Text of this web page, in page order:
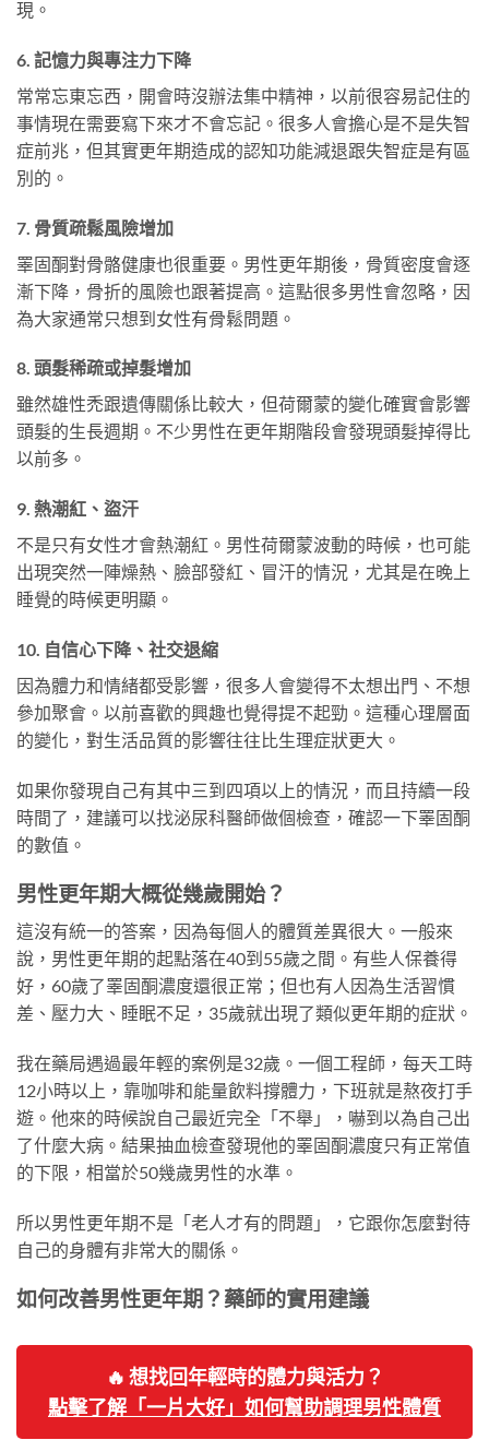
現。
6. 記憶力與專注力下降
常常忘東忘西，開會時沒辦法集中精神，以前很容易記住的
事情現在需要寫下來才不會忘記。很多人會擔心是不是失智
症前兆，但其實更年期造成的認知功能減退跟失智症是有區
別的。
7. 骨質疏鬆風險增加
睪固酮對骨骼健康也很重要。男性更年期後，骨質密度會逐
漸下降，骨折的風險也跟著提高。這點很多男性會忽略，因
為大家通常只想到女性有骨鬆問題。
8. 頭髮稀疏或掉髮增加
雖然雄性禿跟遺傳關係比較大，但荷爾蒙的變化確實會影響
頭髮的生長週期。不少男性在更年期階段會發現頭髮掉得比
以前多。
9. 熱潮紅、盜汗
不是只有女性才會熱潮紅。男性荷爾蒙波動的時候，也可能
出現突然一陣燥熱、臉部發紅、冒汗的情況，尤其是在晚上
睡覺的時候更明顯。
10. 自信心下降、社交退縮
因為體力和情緒都受影響，很多人會變得不太想出門、不想
參加聚會。以前喜歡的興趣也覺得提不起勁。這種心理層面
的變化，對生活品質的影響往往比生理症狀更大。
如果你發現自己有其中三到四項以上的情況，而且持續一段
時間了，建議可以找泌尿科醫師做個檢查，確認一下睪固酮
的數值。
男性更年期大概從幾歲開始？
這沒有統一的答案，因為每個人的體質差異很大。一般來
說，男性更年期的起點落在40到55歲之間。有些人保養得
好，60歲了睪固酮濃度還很正常；但也有人因為生活習慣
差、壓力大、睡眠不足，35歲就出現了類似更年期的症狀。
我在藥局遇過最年輕的案例是32歲。一個工程師，每天工時
12小時以上，靠咖啡和能量飲料撐體力，下班就是熬夜打手
遊。他來的時候說自己最近完全「不舉」，嚇到以為自己出
了什麼大病。結果抽血檢查發現他的睪固酮濃度只有正常值
的下限，相當於50幾歲男性的水準。
所以男性更年期不是「老人才有的問題」，它跟你怎麼對待
自己的身體有非常大的關係。
如何改善男性更年期？藥師的實用建議
🔥 想找回年輕時的體力與活力？
點擊了解「一片大好」如何幫助調理男性體質